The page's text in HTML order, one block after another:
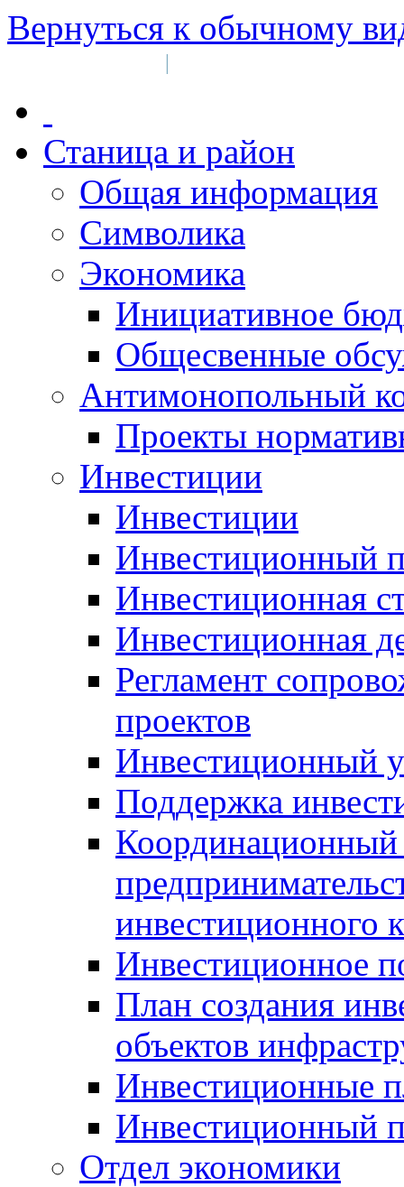
Вернуться к обычному
|
Станица и район
Общая информация
Символика
Экономика
Инициативное
Общесвенные
Антимонопольный
Проекты
Инвестиции
Инвестиции
Инвестиционный
Инвестиционная
Инвестиционная
Регламент
проектов
Инвестиционный
Поддержка
Координационный
инвестиционного
Инвестиционное
План создания
объектов
Инвестиционные
Инвестиционный
Отдел экономики